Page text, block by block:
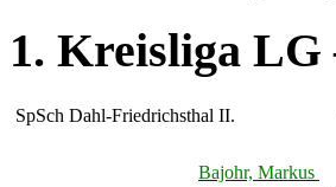
1. Kreisliga LG
SpSch Dahl-Friedrichsthal II.
Bajohr, Markus